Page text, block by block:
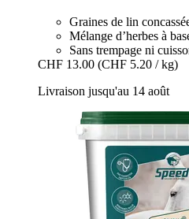
Graines de lin
Mélange d’herbes à
Sans trempage ni
CHF 13.00 (CHF 5.20 / kg)
Livraison jusqu'au 14 août